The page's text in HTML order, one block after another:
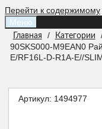
Перейти к содержимому
Меню
Главная / Категории
90SKS000-M9EAN0
E/RF16L-D-R1A-E//
Артикул: 1494977